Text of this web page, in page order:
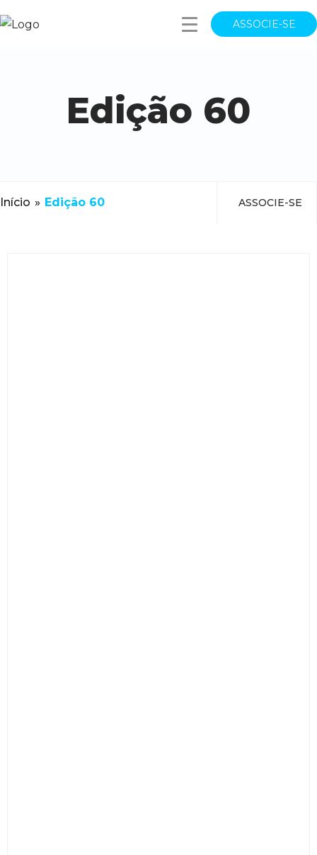
ASSOCIE-SE
Edição 60
Início » Edição 60 ASSOCIE-SE